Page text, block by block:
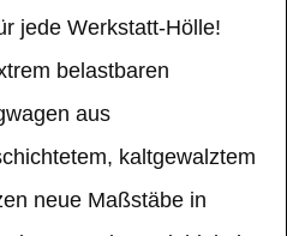
jede Werkstatt-Hölle!
belastbaren
aus
kaltgewalztem
neue Maßstäbe in